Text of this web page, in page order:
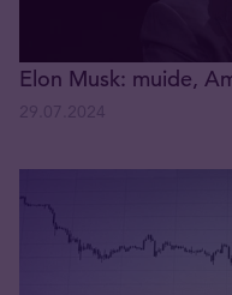
Elon Musk: muide,